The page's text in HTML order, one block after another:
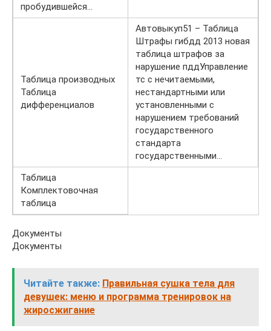
пробудившейся…
Таблица производных
Таблица
дифференциалов
Автовыкуп51 – Таблица
Штрафы гибдд 2013 новая
таблица штрафов за
нарушение пддУправление
тс с нечитаемыми,
нестандартными или
установленными с
нарушением требований
государственного
стандарта
государственными…
Таблица
Комплектовочная
таблица
Документы
Документы
Читайте также: Правильная сушка тела для
девушек: меню и программа тренировок на
жиросжигание